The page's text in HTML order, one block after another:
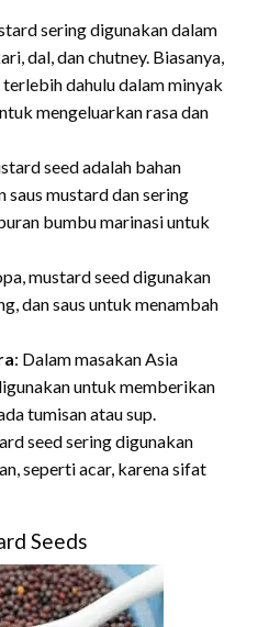
sering digunakan dalam
dal, dan chutney. Biasanya,
dahulu dalam minyak
mengeluarkan rasa dan
seed adalah bahan
saus mustard dan sering
bumbu marinasi untuk
mustard seed digunakan
dan saus untuk menambah
: Dalam masakan Asia
untuk memberikan
tumisan atau sup.
seed sering digunakan
seperti acar, karena sifat
Seeds